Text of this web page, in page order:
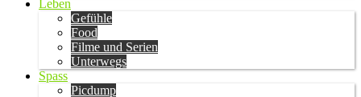
Leben
Gefühle
Food
Filme und Serien
Unterwegs
Spass
Picdump